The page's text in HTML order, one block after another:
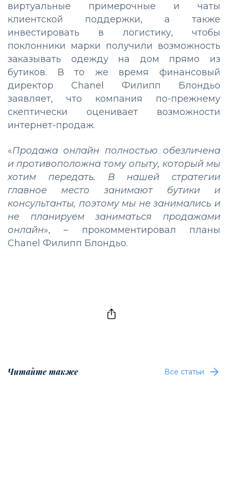
виртуальные примерочные и чаты
клиентской поддержки, а также
инвестировать в логистику, чтобы
поклонники марки получили возможность
заказывать одежду на дом прямо из
бутиков. В то же время финансовый
директор Chanel Филипп Блондьо
заявляет, что компания по-прежнему
скептически оценивает возможности
интернет-продаж.
«Продажа онлайн полностью обезличена
и противоположна тому опыту, который мы
хотим передать. В нашей стратегии
главное место занимают бутики и
консультанты, поэтому мы не занимались и
не планируем заниматься продажами
онлайн», – прокомментировал планы
Chanel Филипп Блондьо.
Читайте также Все статьи